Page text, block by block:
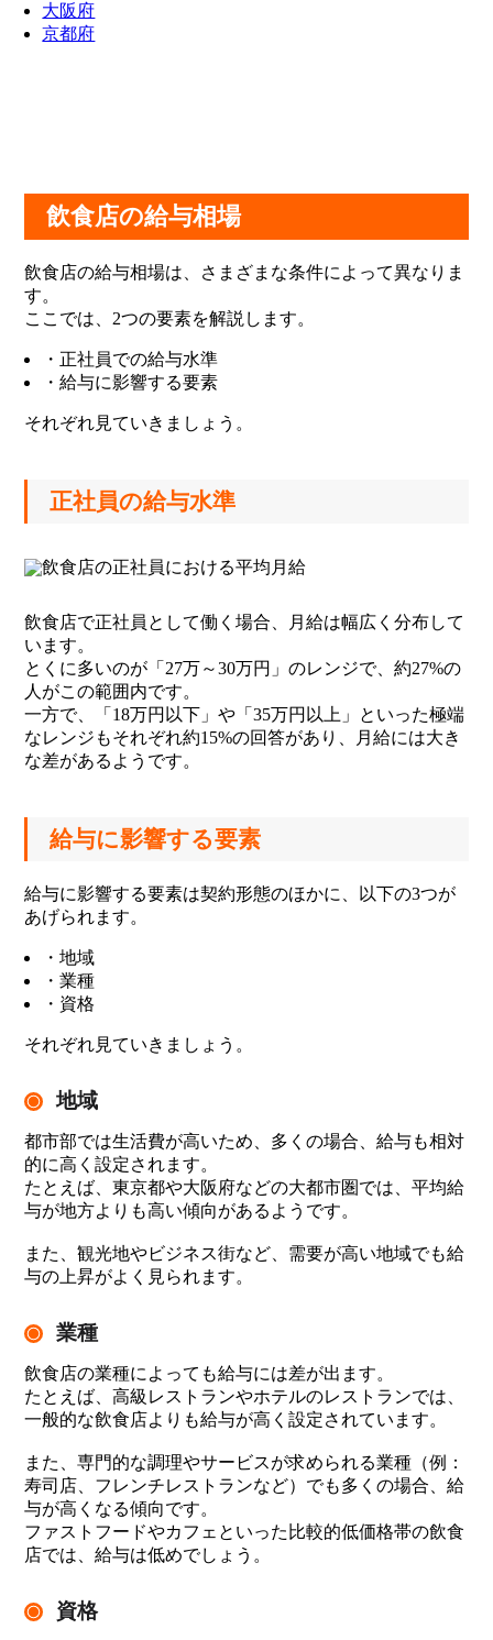
大阪府
京都府
飲食店の給与相場
飲食店の給与相場は、さまざまな条件によって異なりま
す。
ここでは、2つの要素を解説します。
・正社員での給与水準
・給与に影響する要素
それぞれ見ていきましょう。
正社員の給与水準
飲食店で正社員として働く場合、月給は幅広く分布して
います。
とくに多いのが「27万～30万円」のレンジで、約27%の
人がこの範囲内です。
一方で、「18万円以下」や「35万円以上」といった極端
なレンジもそれぞれ約15%の回答があり、月給には大き
な差があるようです。
給与に影響する要素
給与に影響する要素は契約形態のほかに、以下の3つが
あげられます。
・地域
・業種
・資格
それぞれ見ていきましょう。
地域
都市部では生活費が高いため、多くの場合、給与も相対
的に高く設定されます。
たとえば、東京都や大阪府などの大都市圏では、平均給
与が地方よりも高い傾向があるようです。
また、観光地やビジネス街など、需要が高い地域でも給
与の上昇がよく見られます。
業種
飲食店の業種によっても給与には差が出ます。
たとえば、高級レストランやホテルのレストランでは、
一般的な飲食店よりも給与が高く設定されています。
また、専門的な調理やサービスが求められる業種（例：
寿司店、フレンチレストランなど）でも多くの場合、給
与が高くなる傾向です。
ファストフードやカフェといった比較的低価格帯の飲食
店では、給与は低めでしょう。
資格